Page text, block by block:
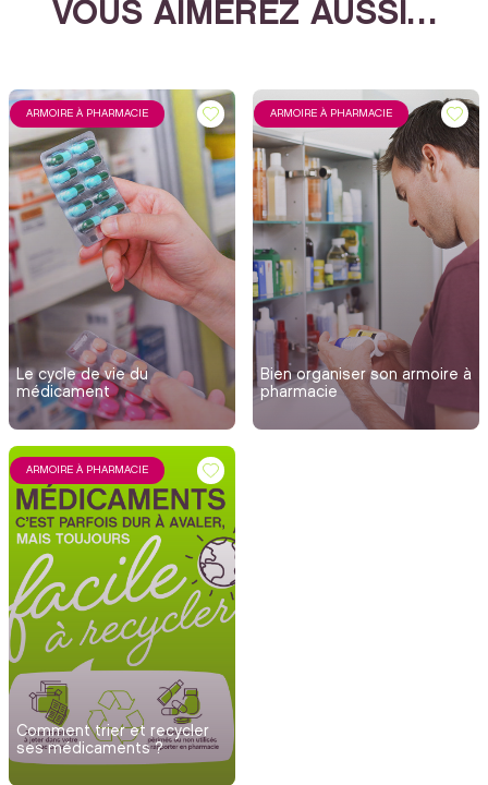
VOUS AIMEREZ AUSSI…
ARMOIRE À PHARMACIE
Le cycle de vie du
médicament
ARMOIRE À PHARMACIE
Bien organiser son armoire à
pharmacie
ARMOIRE À PHARMACIE
Comment trier et recycler
ses médicaments ?